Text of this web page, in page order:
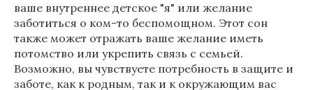
ваше внутреннее детское "я" или желание
заботиться о ком-то беспомощном. Этот сон
также может отражать ваше желание иметь
потомство или укрепить связь с семьей.
Возможно, вы чувствуете потребность в защите и
заботе, как к родным, так и к окружающим вас